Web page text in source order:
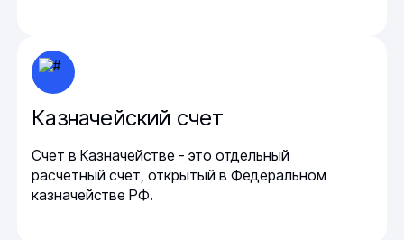
Казначейский счет
Счет в Казначействе - это отдельный
расчетный счет, открытый в Федеральном
казначействе РФ.